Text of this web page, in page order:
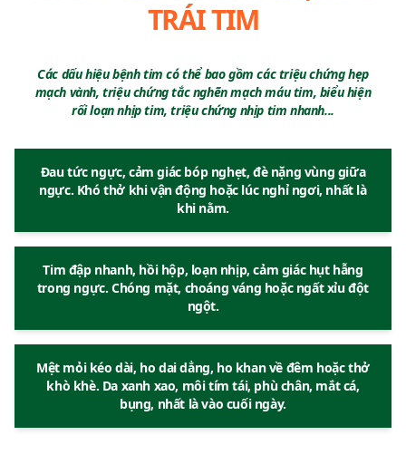
TRÁI TIM
Các dấu hiệu bệnh tim có thể bao gồm các triệu chứng hẹp
mạch vành, triệu chứng tắc nghẽn mạch máu tim, biểu hiện
rối loạn nhịp tim, triệu chứng nhịp tim nhanh...
Đau tức ngực, cảm giác bóp nghẹt, đè nặng vùng giữa
ngực. Khó thở khi vận động hoặc lúc nghỉ ngơi, nhất là
khi nằm.
Tim đập nhanh, hồi hộp, loạn nhịp, cảm giác hụt hẫng
trong ngực. Chóng mặt, choáng váng hoặc ngất xỉu đột
ngột.
Mệt mỏi kéo dài, ho dai dẳng, ho khan về đêm hoặc thở
khò khè. Da xanh xao, môi tím tái, phù chân, mắt cá,
bụng, nhất là vào cuối ngày.